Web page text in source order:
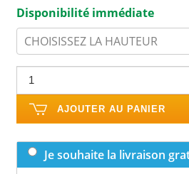
Disponibilité immédiate
CHOISISSEZ LA HAUTEUR
AJOUTER AU PANIER
Je souhaite la livraison